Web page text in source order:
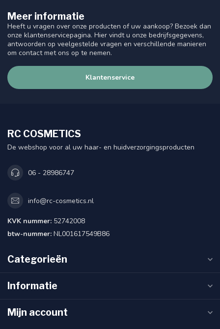
Meer informatie
Heeft u vragen over onze producten of uw aankoop? Bezoek dan
onze klantenservicepagina. Hier vindt u onze bedrijfsgegevens,
antwoorden op veelgestelde vragen en verschillende manieren
om contact met ons op te nemen.
Klantenservice
RC COSMETICS
De webshop voor al uw haar- en huidverzorgingsproducten
06 - 28986747
info@rc-cosmetics.nl
KVK nummer: 52742008
btw-nummer: NL001617549B86
Categorieën
Informatie
Mijn account